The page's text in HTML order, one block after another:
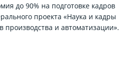
до 90% на подготовке кадров
проекта «Наука и кадры
производства и автоматизации».